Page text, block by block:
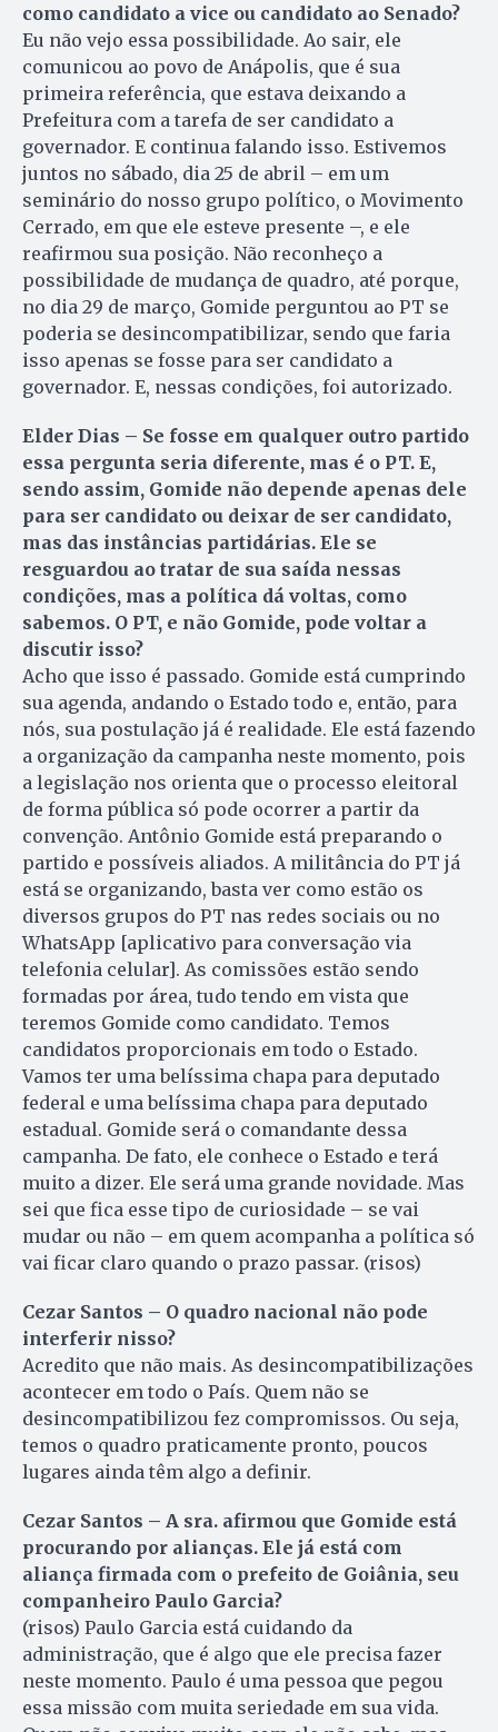
como candidato a vice ou candidato ao Senado?
Eu não vejo essa possibilidade. Ao sair, ele
comunicou ao povo de Anápolis, que é sua
primeira referência, que estava deixando a
Prefeitura com a tarefa de ser candidato a
governador. E continua falando isso. Estivemos
juntos no sábado, dia 25 de abril – em um
seminário do nosso grupo político, o Movimento
Cerrado, em que ele esteve presente –, e ele
reafirmou sua posição. Não reconheço a
possibilidade de mudança de quadro, até porque,
no dia 29 de março, Gomide perguntou ao PT se
poderia se desincompatibilizar, sendo que faria
isso apenas se fosse para ser candidato a
governador. E, nessas condições, foi autorizado.
Elder Dias – Se fosse em qualquer outro partido
essa pergunta seria diferente, mas é o PT. E,
sendo assim, Gomide não depende apenas dele
para ser candidato ou deixar de ser candidato,
mas das instâncias partidárias. Ele se
resguardou ao tratar de sua saída nessas
condições, mas a política dá voltas, como
sabemos. O PT, e não Gomide, pode voltar a
discutir isso?
Acho que isso é passado. Gomide está cumprindo
sua agenda, andando o Estado todo e, então, para
nós, sua postulação já é realidade. Ele está fazendo
a organização da campanha neste momento, pois
a legislação nos orienta que o processo eleitoral
de forma pública só pode ocorrer a partir da
convenção. Antônio Gomide está preparando o
partido e possíveis aliados. A militância do PT já
está se organizando, basta ver como estão os
diversos grupos do PT nas redes sociais ou no
WhatsApp [aplicativo para conversação via
telefonia celular]. As comissões estão sendo
formadas por área, tudo tendo em vista que
teremos Gomide como candidato. Temos
candidatos proporcionais em todo o Estado.
Vamos ter uma belíssima chapa para deputado
federal e uma belíssima chapa para deputado
estadual. Gomide será o comandante dessa
campanha. De fato, ele conhece o Estado e terá
muito a dizer. Ele será uma grande novidade. Mas
sei que fica esse tipo de curiosidade – se vai
mudar ou não – em quem acompanha a política só
vai ficar claro quando o prazo passar. (risos)
Cezar Santos – O quadro nacional não pode
interferir nisso?
Acredito que não mais. As desincompatibilizações
acontecer em todo o País. Quem não se
desincompatibilizou fez compromissos. Ou seja,
temos o quadro praticamente pronto, poucos
lugares ainda têm algo a definir.
Cezar Santos – A sra. afirmou que Gomide está
procurando por alianças. Ele já está com
aliança firmada com o prefeito de Goiânia, seu
companheiro Paulo Garcia?
(risos) Paulo Garcia está cuidando da
administração, que é algo que ele precisa fazer
neste momento. Paulo é uma pessoa que pegou
essa missão com muita seriedade em sua vida.